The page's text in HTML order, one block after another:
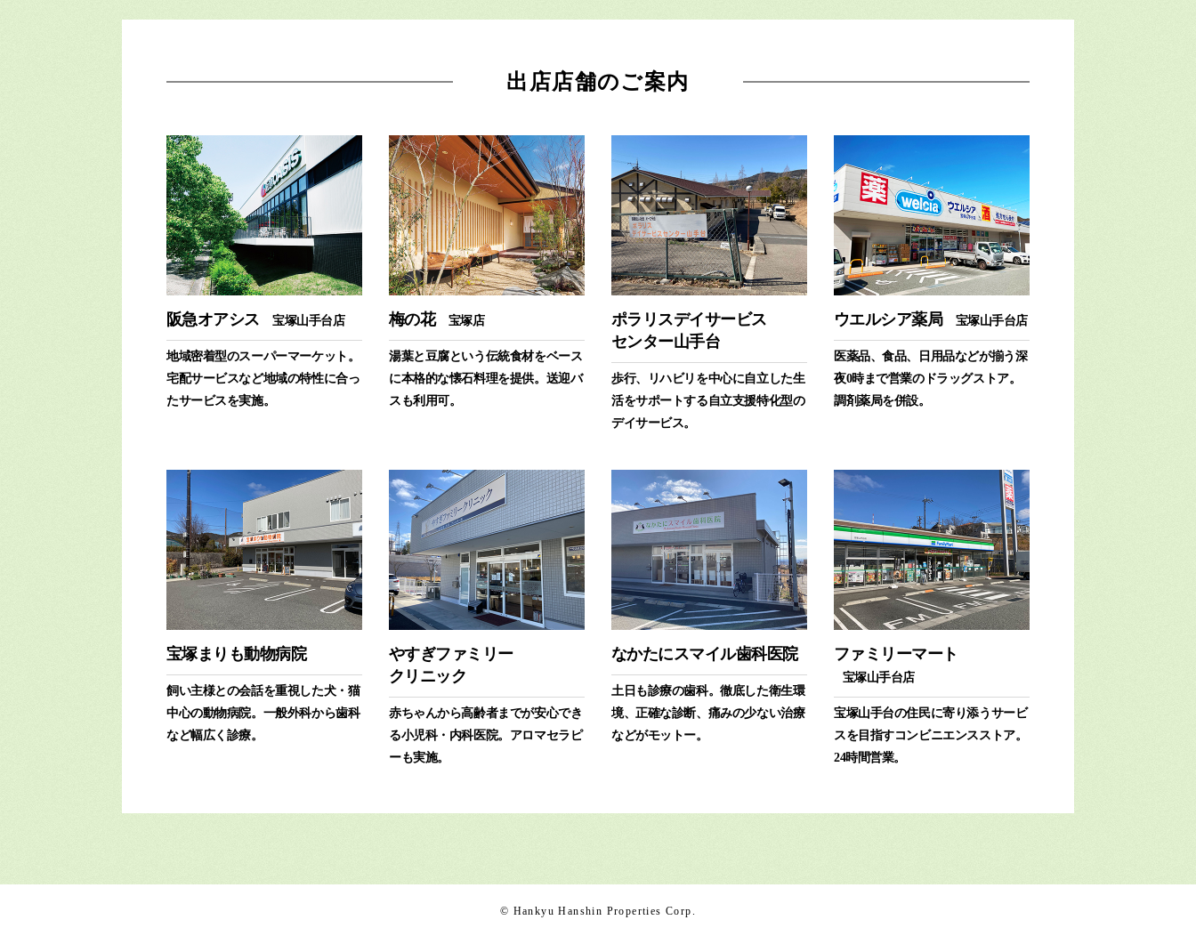
出店店舗のご案内
阪急オアシス 宝塚山手台店
地域密着型のスーパーマーケット。
宅配サービスなど地域の特性に合っ
たサービスを実施。
梅の花 宝塚店
湯葉と豆腐という伝統食材をベース
に本格的な懐石料理を提供。送迎バ
スも利用可。
ポラリスデイサービス
センター山手台
歩行、リハビリを中心に自立した生
活をサポートする自立支援特化型の
デイサービス。
ウエルシア薬局 宝塚山手台店
医薬品、食品、日用品などが揃う深
夜0時まで営業のドラッグストア。
調剤薬局を併設。
宝塚まりも動物病院
飼い主様との会話を重視した犬・猫
中心の動物病院。一般外科から歯科
など幅広く診療。
やすぎファミリー
クリニック
赤ちゃんから高齢者までが安心でき
る小児科・内科医院。アロマセラピ
ーも実施。
なかたにスマイル歯科医院
土日も診療の歯科。徹底した衛生環
境、正確な診断、痛みの少ない治療
などがモットー。
ファミリーマート
宝塚山手台店
宝塚山手台の住民に寄り添うサービ
スを目指すコンビニエンスストア。
24時間営業。
© Hankyu Hanshin Properties Corp.